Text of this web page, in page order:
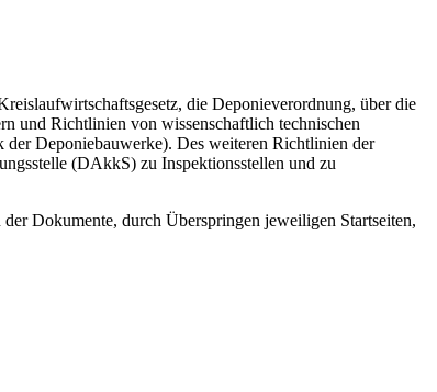
die Deponieverordnung, über die
und Richtlinien von wissenschaftlich technischen
Deponiebauwerke). Des weiteren Richtlinien der
(DAkkS) zu Inspektionsstellen und zu
Dokumente, durch Überspringen jeweiligen Startseiten,